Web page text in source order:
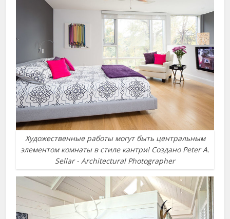
Художественные работы могут быть центральным
элементом комнаты в стиле кантри! Создано Peter A.
Sellar - Architectural Photographer